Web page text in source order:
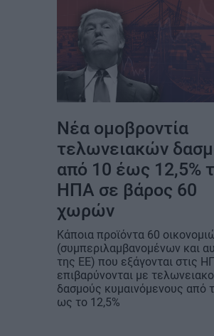
Νέα ομοβροντία
τελωνειακών
από 10 έως 12,5%
ΗΠΑ σε βάρος 60
χωρών
Κάποια προϊόντα 60
(συμπεριλαμβανομένων και
της ΕΕ) που εξάγονται στις
επιβαρύνονται με
δασμούς κυμαινόμενους από
ως το 12,5%